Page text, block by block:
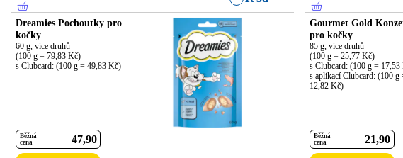
Dreamies Pochoutky pro
kočky
60 g, více druhů
(100 g = 79,83 Kč)
s Clubcard: (100 g = 49,83 Kč)
Běžná
cena
47 90
Gourmet Gold
pro kočky
85 g, více druhů
(100 g = 25,77 Kč)
s Clubcard: (100 g = 17,53
s aplikací Clubcard: (100 g
12,82 Kč)
Běžná
cena
21 90